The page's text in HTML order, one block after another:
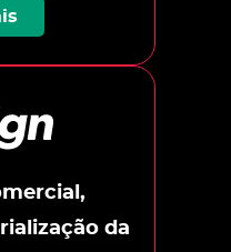
da